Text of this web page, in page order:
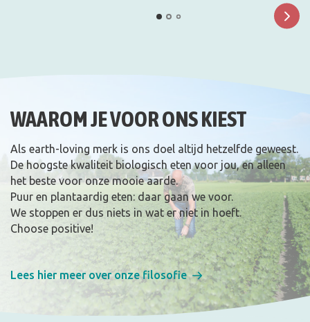
WAAROM JE VOOR ONS KIEST
Als earth-loving merk is ons doel altijd hetzelfde geweest.
De hoogste kwaliteit biologisch eten voor jou, en alleen
het beste voor onze mooie aarde.
Puur en plantaardig eten: daar gaan we voor.
We stoppen er dus niets in wat er niet in hoeft.
Choose positive!
Lees hier meer over onze filosofie